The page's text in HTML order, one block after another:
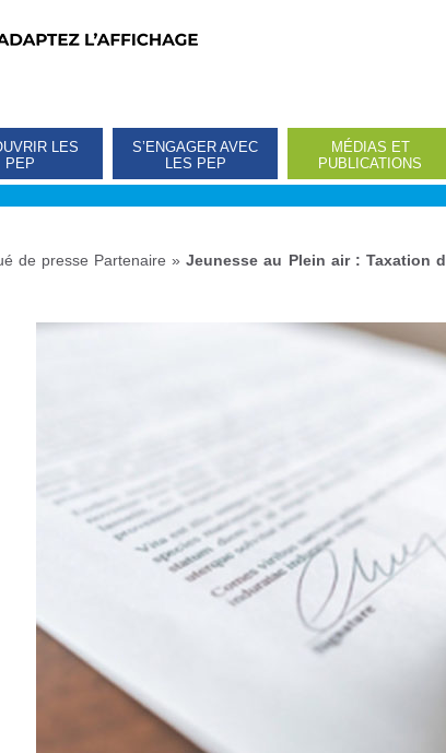
LES
PEP
S’ENGAGER AVEC
LES PEP
MÉDIAS ET
PUBLICATIONS
de presse Partenaire »Jeunesse au Plein air : Taxation